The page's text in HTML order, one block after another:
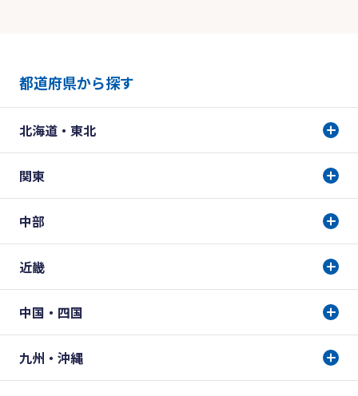
都道府県から探す
北海道・東北
関東
中部
近畿
中国・四国
九州・沖縄